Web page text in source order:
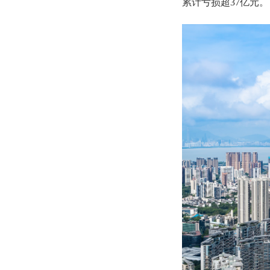
累计亏损超37亿元